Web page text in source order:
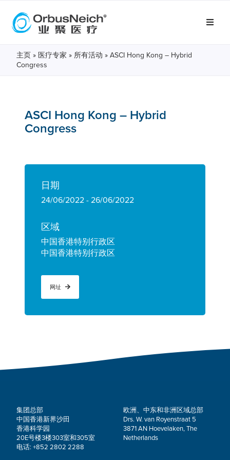
主页 » 医疗专家 » 所有活动 » ASCI Hong Kong – Hybrid
Congress
ASCI Hong Kong – Hybrid
Congress
日期
24/06/2022 - 26/06/2022
区域
中国香港特别行政区
中国香港特别行政区
网址
集团总部
中国香港新界沙田
香港科学园
20E号楼3楼303室和305室
电话: +852 2802 2288
欧洲、中东和非洲区域总部
Drs. W. van Royenstraat 5
3871 AN Hoevelaken, The
Netherlands